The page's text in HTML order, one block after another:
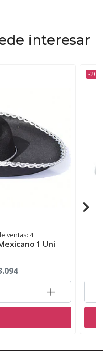
interesar
ventas: 4
1 Uni
+
-20%